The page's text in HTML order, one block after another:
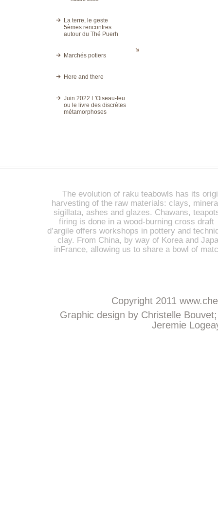
La terre, le geste
5èmes rencontres
autour du Thé Puerh
Marchés potiers
Here and there
Juin 2022 L'Oiseau-feu
ou le livre des discrètes
métamorphoses
The evolution of raku teabowls has its
harvesting of the raw materials: clays,
sigillata, ashes and glazes. Chawans,
firing is done in a wood-burning cross
d’argile offers workshops in pottery and
clay. From China, by way of Korea and
inFrance, allowing us to share a bowl of
Copyright 2011
Graphic design by Christelle
Jeremie